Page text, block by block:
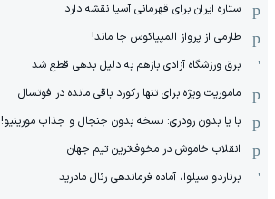
ستاره ایران برای قهرمانی آسیا نقشه دارد
طارمی از پرواز المپیاکوس جا ماند!
برق ورزشگاه آزادی بازهم به دلیل بدهی قطع شد
ماموریت ویژه برای تنها رکورد باقی مانده در فوتسال
با یا بدون رودری: نسخه بدون جنجال و جذاب مورینیو!
انقلاب خاموش در مخوف‌‌ترین تیم جهان
برناردو سیلوا، آماده فرماندهی رئال مادرید